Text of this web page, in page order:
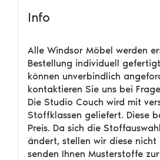
Info
Alle Windsor Möbel werden
Bestellung individuell
können unverbindlich
kontaktieren Sie uns bei
Die Studio Couch wird mit
Stoffklassen geliefert. Diese
Preis. Da sich die
ändert, stellen wir diese nicht
senden Ihnen Musterstoffe